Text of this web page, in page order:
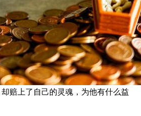
赔上了自己的灵魂，为他有什么益